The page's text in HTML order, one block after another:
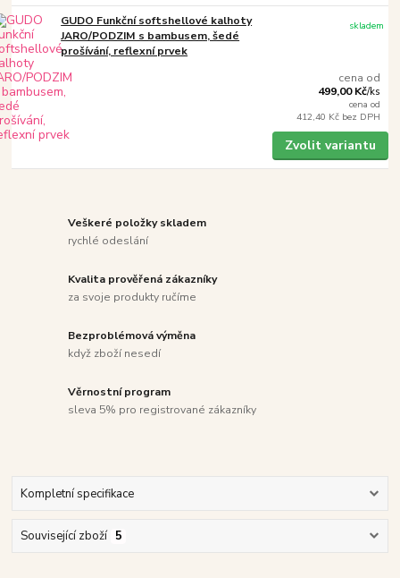
GUDO Funkční softshellové kalhoty
JARO/PODZIM s bambusem, šedé
prošívání, reflexní prvek
cena od
499,00 Kč/ks
cena od
412,40 Kč bez DPH
skladem
Zvolit variantu
Veškeré položky skladem
rychlé odeslání
Kvalita prověřená zákazníky
za svoje produkty ručíme
Bezproblémová výměna
když zboží nesedí
Věrnostní program
sleva 5% pro registrované zákazníky
Kompletní specifikace
Související zboží 5